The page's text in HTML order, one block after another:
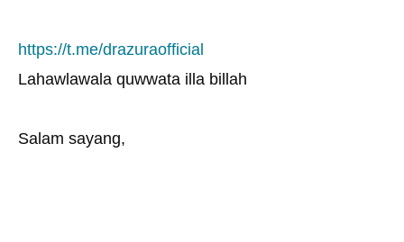
https://t.me/drazuraofficial
Lahawlawala quwwata illa billah
Salam sayang,